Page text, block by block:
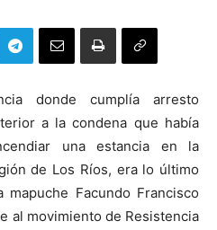
donde cumplía arresto
a la condena que había
una estancia en la
de Los Ríos, era lo último
Facundo Francisco
al movimiento de Resistencia